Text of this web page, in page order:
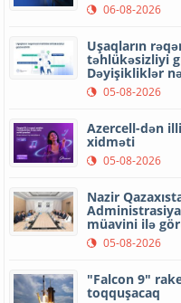
06-08-2026
Uşaqların
təhlükəsizliyi
Dəyişikliklər
05-08-2026
Azercell-dən
xidməti
05-08-2026
Nazir
müavini ilə
05-08-2026
"Falcon 9"
toqquşacaq